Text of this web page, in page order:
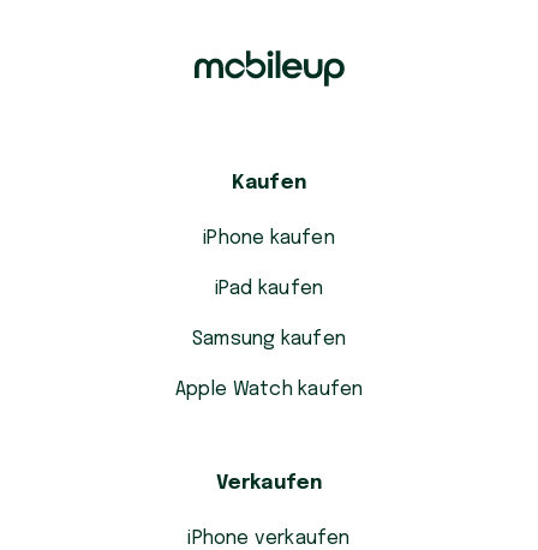
Kaufen
iPhone kaufen
iPad kaufen
Samsung kaufen
Apple Watch kaufen
Verkaufen
iPhone verkaufen